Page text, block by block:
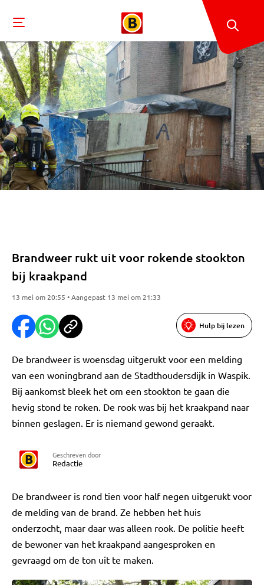
Brandweer rukt uit voor rokende stookton
bij kraakpand
13 mei om 20:55 • Aangepast 13 mei om 21:33
Hulp bij lezen
De brandweer is woensdag uitgerukt voor een melding
van een woningbrand aan de Stadthoudersdijk in Waspik.
Bij aankomst bleek het om een stookton te gaan die
hevig stond te roken. De rook was bij het kraakpand naar
binnen geslagen. Er is niemand gewond geraakt.
Geschreven door
Redactie
De brandweer is rond tien voor half negen uitgerukt voor
de melding van de brand. Ze hebben het huis
onderzocht, maar daar was alleen rook. De politie heeft
de bewoner van het kraakpand aangesproken en
gevraagd om de ton uit te maken.